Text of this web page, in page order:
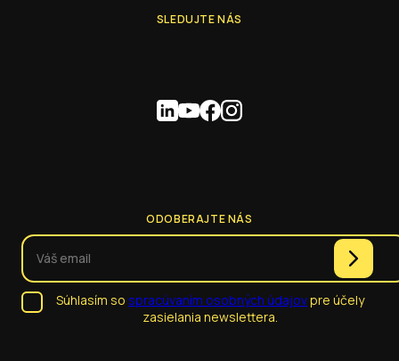
SLEDUJTE NÁS
ODOBERAJTE NÁS
Súhlasím so spracúvaním osobných údajovpre účely
zasielania newslettera.